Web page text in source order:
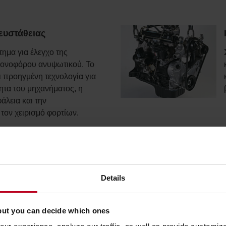
Details
you can decide which ones
για έλεγχο της
ανυψωτικού. Το
τεχνολογία για
του μηχανήματος, η
και την
χειρισμό φορτίων.
μέσης, ο μεγάλος
πόδια και η ρυθμιζόμενη